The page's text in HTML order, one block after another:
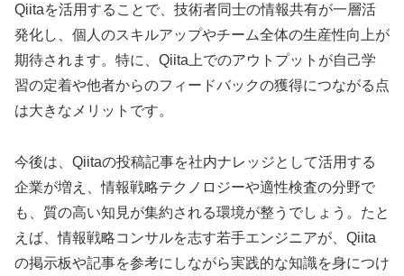
Qiitaを活用することで、技術者同士の情報共有が一層活
発化し、個人のスキルアップやチーム全体の生産性向上が
期待されます。特に、Qiita上でのアウトプットが自己学
習の定着や他者からのフィードバックの獲得につながる点
は大きなメリットです。
今後は、Qiitaの投稿記事を社内ナレッジとして活用する
企業が増え、情報戦略テクノロジーや適性検査の分野で
も、質の高い知見が集約される環境が整うでしょう。たと
えば、情報戦略コンサルを志す若手エンジニアが、Qiita
の掲示板や記事を参考にしながら実践的な知識を身につけ